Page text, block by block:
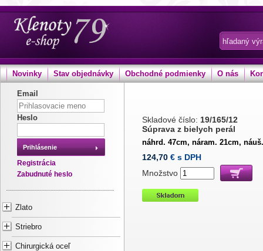
Novinky Stav objednávky Obchodné podmienky O nás
Email
Heslo
Prihlásenie
Registrácia
Zabudnuté heslo
Zlato
Striebro
Chirurgická oceľ
Skladové číslo: 19/165/12
Súprava z bielych perál
náhrd. 47cm, náram. 21cm,
124,70 € s DPH
Množstvo